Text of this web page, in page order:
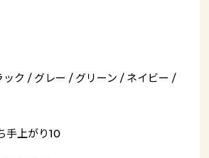
ク / グレー / グリーン / ネイビー /
手上がり10